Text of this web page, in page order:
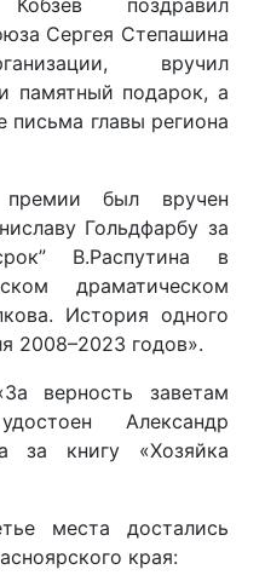
поздравил
Сергея Степашина
вручил
памятный подарок, а
письма главы региона
был вручен
Гольдфарбу за
В.Распутина в
драматическом
История одного
2008–2023 годов».
верность заветам
Александр
за книгу «Хозяйка
места достались
края: